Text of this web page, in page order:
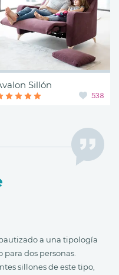
a una tipología
dos personas.
sillones de este tipo,
Sillón
538